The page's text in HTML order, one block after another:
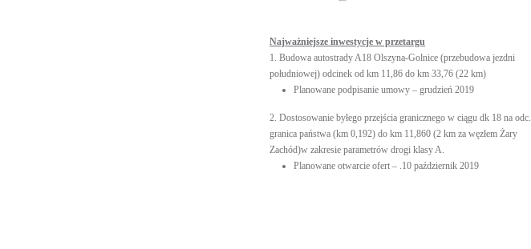
Najważniejsze inwestycje w przetargu
1. Budowa autostrady A18 Olszyna-Golnice (przebudowa jezdni
południowej) odcinek od km 11,86 do km 33,76 (22 km)
Planowane podpisanie umowy – grudzień 2019
2. Dostosowanie byłego przejścia granicznego w ciągu dk 18 na odc.
granica państwa (km 0,192) do km 11,860 (2 km za węzłem Żary
Zachód)w zakresie parametrów drogi klasy A.
Planowane otwarcie ofert – .10 październik 2019